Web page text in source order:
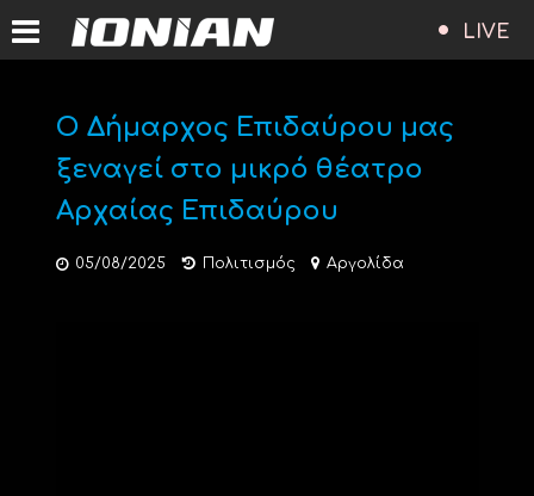
LIVE
Ο Δήμαρχος Επιδαύρου μας
ξεναγεί στο μικρό θέατρο
Αρχαίας Επιδαύρου
05/08/2025 Πολιτισμός Αργολίδα